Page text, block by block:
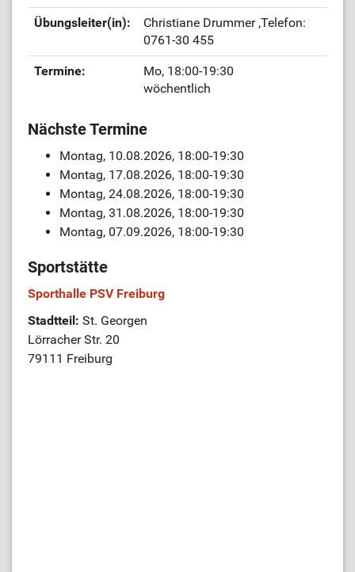
Übungsleiter(in): Christiane Drummer ,Telefon:
0761-30 455
Termine:
Mo, 18:00-19:30
wöchentlich
Nächste Termine
Montag, 10.08.2026, 18:00-19:30
Montag, 17.08.2026, 18:00-19:30
Montag, 24.08.2026, 18:00-19:30
Montag, 31.08.2026, 18:00-19:30
Montag, 07.09.2026, 18:00-19:30
Sportstätte
Sporthalle PSV Freiburg
Stadtteil: St. Georgen
Lörracher Str. 20
79111 Freiburg